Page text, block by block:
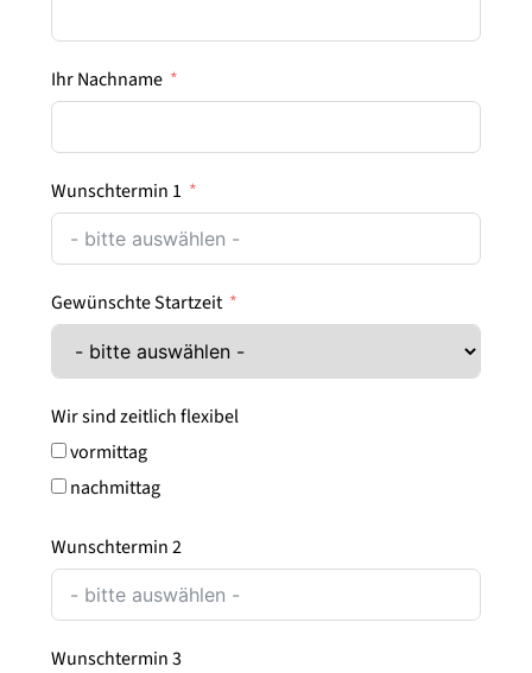
Ihr Nachname
Wunschtermin 1
Gewünschte Startzeit
Wir sind zeitlich flexibel
vormittag
nachmittag
Wunschtermin 2
Wunschtermin 3